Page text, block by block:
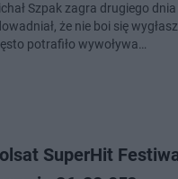
Szpak zagra drugiego
że nie boi się
potrafiło wywoływa…
SuperHit